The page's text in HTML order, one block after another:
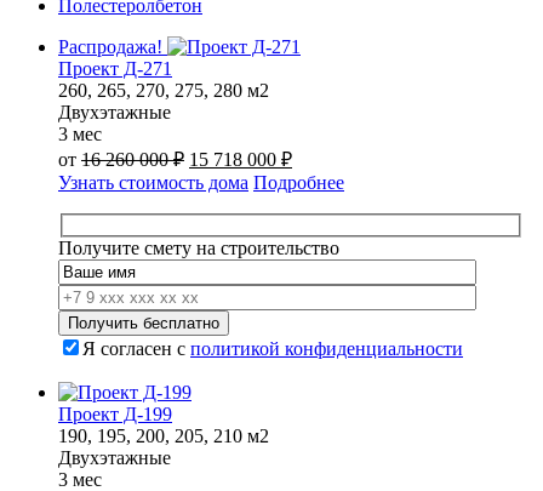
Полестеролбетон
Распродажа!
Проект Д-271
260, 265, 270, 275, 280 м2
Двухэтажные
3 мес
от 16 260 000₽ Первоначальная
цена
составляла
16
260
000 ₽.
15 718 000 ₽Текущая
цена:
15
718
000 ₽.
Узнать стоимость дома Подробнее
Получите смету на строительство
Я согласен с политикой конфиденциальности
Проект Д-199
190, 195, 200, 205, 210 м2
Двухэтажные
3 мес